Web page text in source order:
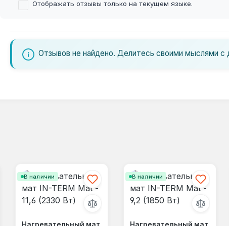
Отображать отзывы только на текущем языке.
Отзывов не найдено. Делитесь своими мыслями с
В наличии В наличии